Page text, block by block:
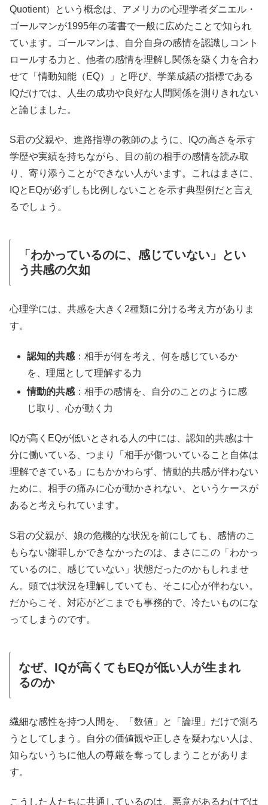
Quotient）という概念は、アメリカの心理学者ダニエル・
ゴールマンが1995年の著書で一般に広めたことで知られ
ています。ゴールマンは、自分自身の感情を認識しコント
ロールする力と、他者の感情を理解し関係を築く力を合わ
せて「情動知能（EQ）」と呼び、学業成績の指標である
IQだけでは、人生の成功や良好な人間関係を測りきれない
と論じました。
S君の父親や、進路指導の教師のように、IQの高さを示す
学歴や実績を持ちながら、目の前の相手の感情を読み取
り、寄り添うことができない人がいます。これはまさに、
IQとEQが必ずしも比例しないことを示す典型例だと言え
るでしょう。
「わかっているのに、感じていない」とい
う共感の欠如
心理学には、共感を大きく2種類に分ける考え方がありま
す。
認知的共感 ：相手が何を考え、何を感じているか
を、理屈として理解する力
情動的共感 ：相手の感情を、自分のことのように感
じ取り、心が動く力
IQが高くEQが低いとされる人の中には、認知的共感は十
分に働いている、つまり「相手が傷ついていること自体は
理解できている」にもかかわらず、情動的共感が伴わない
ために、相手の痛みに心が動かされない、というケースが
あると考えられています。
S君の父親が、娘の危機的な状況を前にしても、感情のこ
もらない謝罪しかできなかったのは、まさにこの「わかっ
ているのに、感じていない」状態だったのかもしれませ
ん。頭では状況を理解していても、そこに心が伴わない。
だからこそ、対応がどこまでも事務的で、冷たいものにな
ってしまうのです。
なぜ、IQが高くてもEQが低い人が生まれ
るのか
繊細な感性を持つ人間を、「数値」と「論理」だけで測ろ
うとしてしまう。自分の価値観や正しさを疑わない人は、
知らないうちに他人の尊厳を奪ってしまうことがありま
す。
こうした人たちに共通しているのは、悪意があるわけでは